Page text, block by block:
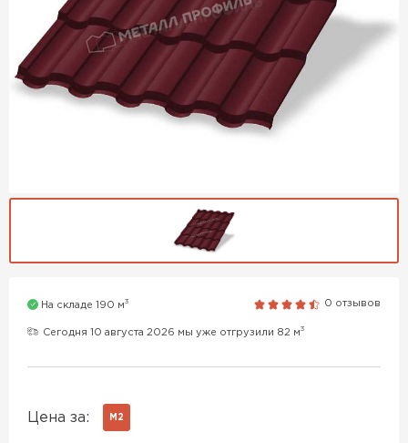
На складе 190 м3 0 отзывов
Сегодня 10 августа 2026 мы уже отгрузили 82 м3
Цена за: М2